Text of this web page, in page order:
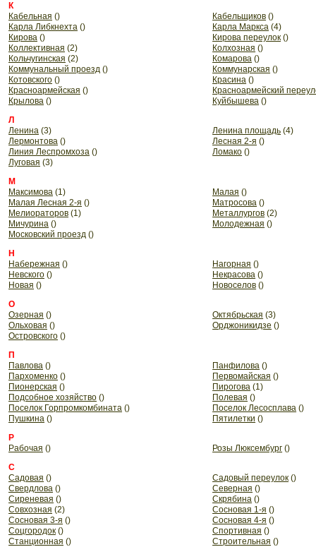
К
Кабельная () Кабельщиков ()
Карла Либкнехта () Карла Маркса (4)
Кирова () Кирова переулок ()
Коллективная (2) Колхозная ()
Кольчугинская (2) Комарова ()
Коммунальный проезд () Коммунарская ()
Котовского () Красина ()
Красноармейская ()
Красноармейский
Крылова () Куйбышева ()
Л
Ленина (3) Ленина площадь (4)
Лермонтова () Лесная 2-я ()
Линия Леспромхоза () Ломако ()
Луговая (3)
М
Максимова (1) Малая ()
Малая Лесная 2-я () Матросова ()
Мелиораторов (1) Металлургов (2)
Мичурина () Молодежная ()
Московский проезд ()
Н
Набережная () Нагорная ()
Невского () Некрасова ()
Новая () Новоселов ()
О
Озерная () Октябрьская (3)
Ольховая () Орджоникидзе ()
Островского ()
П
Павлова () Панфилова ()
Пархоменко () Первомайская ()
Пионерская () Пирогова (1)
Подсобное хозяйство () Полевая ()
Поселок Горпромкомбината () Поселок Лесосплава ()
Пушкина () Пятилетки ()
Р
Рабочая () Розы Люксембург ()
С
Садовая () Садовый переулок ()
Свердлова () Северная ()
Сиреневая () Скрябина ()
Совхозная (2) Сосновая 1-я ()
Сосновая 3-я () Сосновая 4-я ()
Соцгородок () Спортивная ()
Станционная () Строительная ()